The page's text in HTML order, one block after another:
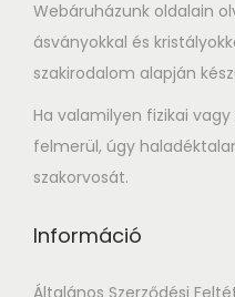
Webáruházunk oldalain
ásványokkal és
szakirodalom alapján
Ha valamilyen fizikai
felmerül, úgy
szakorvosát.
Információ